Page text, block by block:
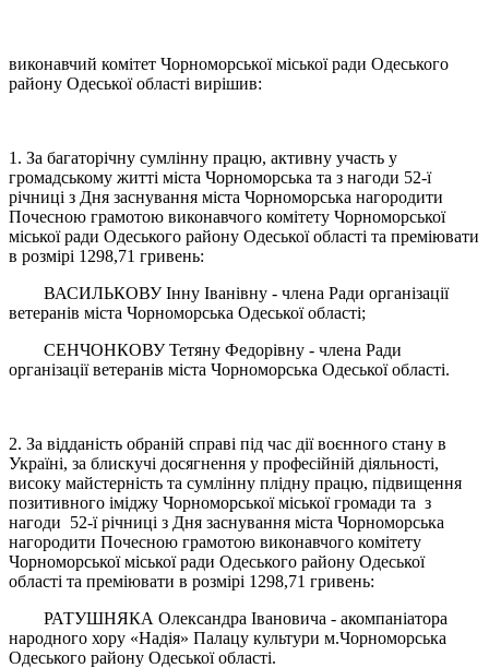
виконавчий комітет Чорноморської міської ради Одеського
району Одеської області вирішив:
1. За багаторічну сумлінну працю, активну участь у
громадському житті міста Чорноморська та з нагоди 52-ї
річниці з Дня заснування міста Чорноморська нагородити
Почесною грамотою виконавчого комітету Чорноморської
міської ради Одеського району Одеської області та преміювати
в розмірі 1298,71 гривень:
ВАСИЛЬКОВУ Інну Іванівну - члена Ради організації
ветеранів міста Чорноморська Одеської області;
СЕНЧОНКОВУ Тетяну Федорівну - члена Ради
організації ветеранів міста Чорноморська Одеської області.
2. За відданість обраній справі під час дії воєнного стану в
Україні, за блискучі досягнення у професійній діяльності,
високу майстерність та сумлінну плідну працю, підвищення
позитивного іміджу Чорноморської міської громади та з
нагоди 52-ї річниці з Дня заснування міста Чорноморська
нагородити Почесною грамотою виконавчого комітету
Чорноморської міської ради Одеського району Одеської
області та преміювати в розмірі 1298,71 гривень:
РАТУШНЯКА Олександра Івановича - акомпаніатора
народного хору «Надія» Палацу культури м.Чорноморська
Одеського району Одеської області.